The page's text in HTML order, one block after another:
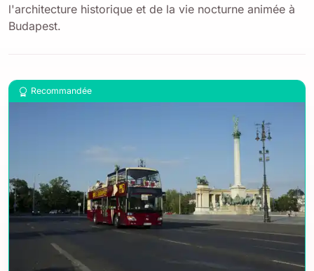
l'architecture historique et de la vie nocturne animée à
Budapest.
Recommandée